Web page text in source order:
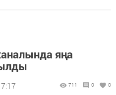
яңа
711 0 0